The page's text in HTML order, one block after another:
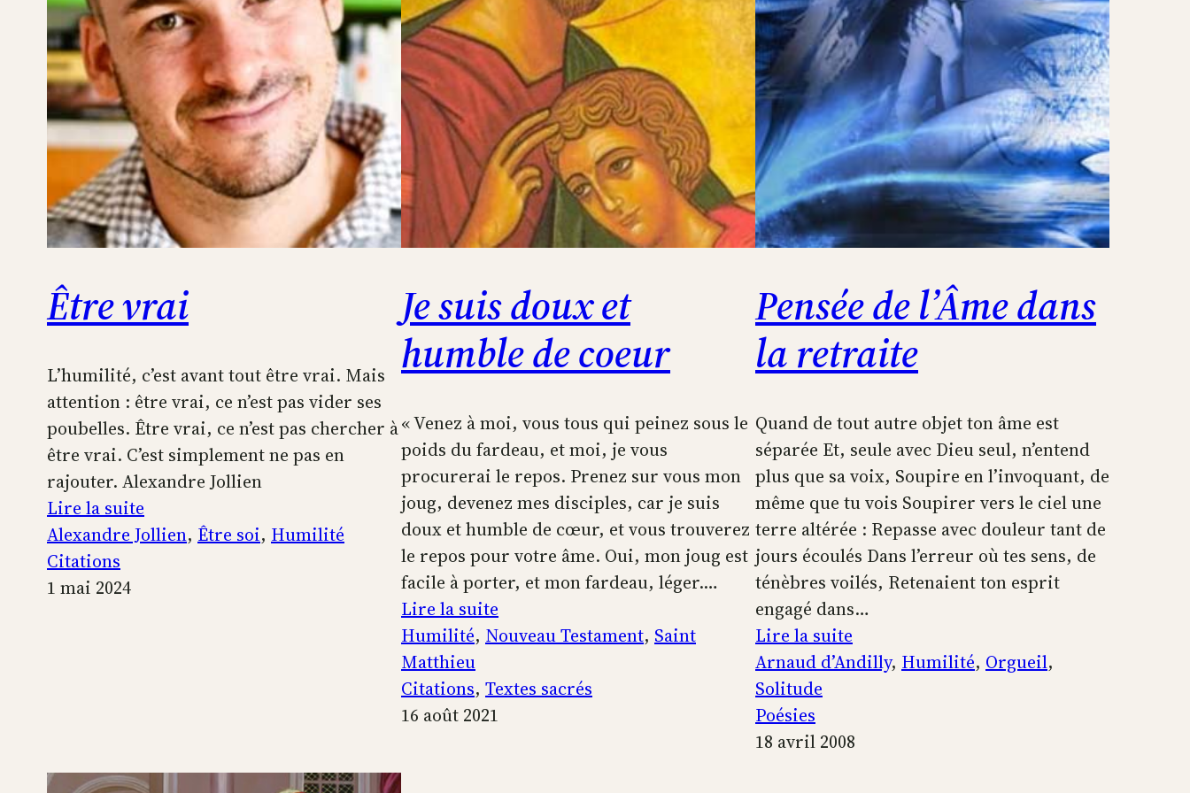
Être vrai
L’humilité, c’est avant tout être vrai. Mais
attention : être vrai, ce n’est pas vider ses
poubelles. Être vrai, ce n’est pas chercher à
être vrai. C’est simplement ne pas en
rajouter. Alexandre Jollien
Lire la suite
Être
Alexandre Jollien, Être soi, Humilité
Citations
1 mai 2024
Je suis doux et
humble de coeur
« Venez à moi, vous tous qui peinez sous le
poids du fardeau, et moi, je vous
procurerai le repos. Prenez sur vous mon
joug, devenez mes disciples, car je suis
doux et humble de cœur, et vous trouverez
le repos pour votre âme. Oui, mon joug est
facile à porter, et mon fardeau, léger.…
Lire la suite
Je
doux
Humilité, Nouveau Testament, Saint
Matthieu
Citations, Textes sacrés
16 août 2021
Pensée de l’Âme dans
la retraite
Quand de tout autre objet ton âme est
séparée Et, seule avec Dieu seul, n’entend
plus que sa voix, Soupire en l’invoquant, de
même que tu vois Soupirer vers le ciel une
terre altérée : Repasse avec douleur tant de
jours écoulés Dans l’erreur où tes sens, de
ténèbres voilés, Retenaient ton esprit
engagé dans…
Lire la suite
Pensée
dans
Arnaud d’Andilly, Humilité, Orgueil
Solitude
Poésies
18 avril 2008